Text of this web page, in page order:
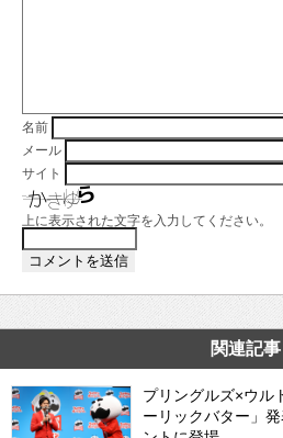
名前
メール
サイト
上に表示された文字を入力してください。
関連記事
プリングルズ×ウル
ーリックバター」